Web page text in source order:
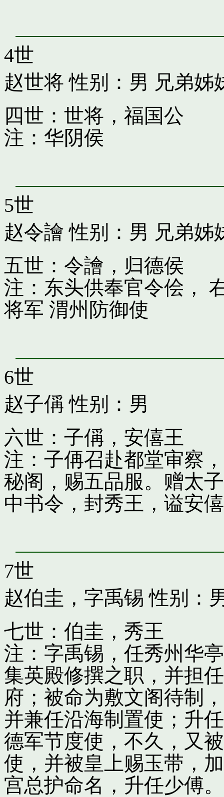
4世
赵世将 性别：男 兄弟姊
四世：世将，福国公
注：华阴侯
5世
赵令譮 性别：男 兄弟姊
五世：令譮，归德侯
注：东头供奉官令侩，
将军 渭州防御使
6世
赵子偁 性别：男
六世：子偁，安僖王
注：子侢召赴都堂审察
秘阁，赐五品服。赠太
中书令，封秀王，谥安
7世
赵伯圭，字禹锡 性别：
七世：伯圭，秀王
注：字禹锡，任秀州华
集英殿修撰之职，并担
府；被命为敷文阁待制
并兼任沿海制置使；升
德军节度使，不久，又
使，并被皇上赐玉带，
宫总护命名，升任少傅